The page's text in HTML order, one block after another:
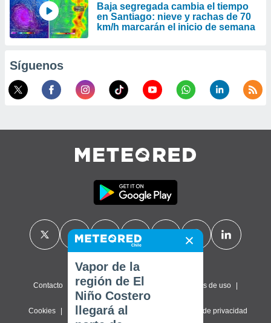
Baja segregada cambia el tiempo
en Santiago: nieve y rachas de 70
km/h marcarán el inicio de semana
Síguenos
Contacto Sobre nosotros Términos de uso
Cookies Política de privacidad Configuración de privacidad
Vapor de la
región de El
Niño Costero
llegará al